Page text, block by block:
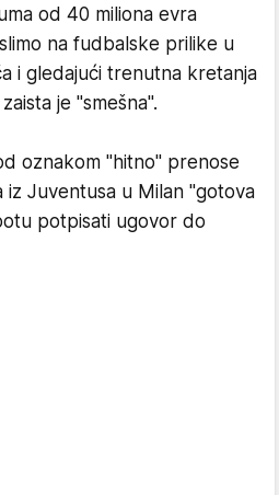
od 40 miliona evra
na fudbalske prilike u
i gledajući trenutna kretanja
je "smešna".
oznakom "hitno" prenose
iz Juventusa u Milan "gotova
potpisati ugovor do